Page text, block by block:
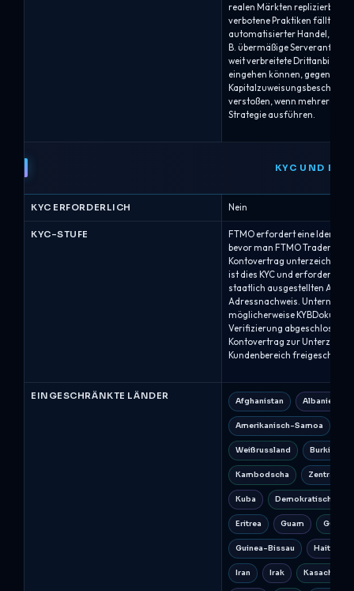
realen Märkten replizierbar
verbotene Praktiken fällt.
automatisierter Handel, der
B. übermäßige
weit verbreitete Drittanbieter-
eingehen können, gegen
verstoßen, wenn mehrere
Strategie ausführen.
KYC UND
KYC ERFORDERLICH Nein
KYC-STUFE
FTMO erfordert eine
bevor man FTMO Trader wird
Kontovertrag unterzeichnet.
ist dies KYC und erfordert
staatlich ausgestellten
Adressnachweis.
möglicherweise
Verifizierung abgeschlossen
Kontovertrag zur
Kundenbereich freigeschaltet.
EINGESCHRÄNKTE LÄNDER Afghanistan Albanien
Amerikanisch-Samoa
Weißrussland Burkina
Kambodscha
Kuba Demokratische
Eritrea Guam Guinea
Guinea-Bissau Haiti
Iran Irak Kasachstan